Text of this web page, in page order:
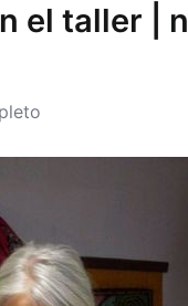
el taller |